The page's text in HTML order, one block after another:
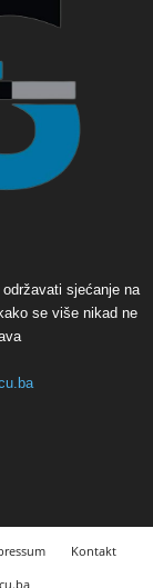
sjećanje na
se više nikad ne
Kontakt